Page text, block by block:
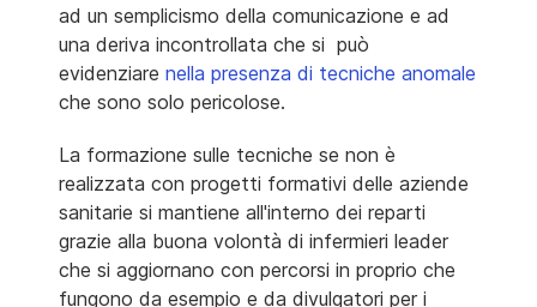
ad un semplicismo della comunicazione e ad
una deriva incontrollata che si può
evidenziare nella presenza di tecniche anomale
che sono solo pericolose.
La formazione sulle tecniche se non è
realizzata con progetti formativi delle aziende
sanitarie si mantiene all'interno dei reparti
grazie alla buona volontà di infermieri leader
che si aggiornano con percorsi in proprio che
fungono da esempio e da divulgatori per i